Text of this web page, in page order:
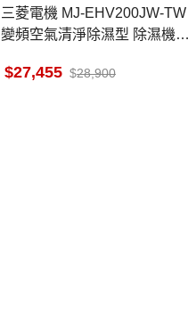
三菱電機 MJ-EHV200JW-TW
變頻空氣清淨除濕型 除濕機 2
27,455 28,900